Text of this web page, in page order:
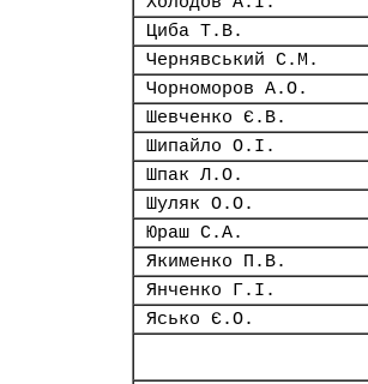
Циба Т.В.
Чернявський С.М.
Чорноморов А.О.
Шевченко Є.В.
Шипайло О.І.
Шпак Л.О.
Шуляк О.О.
Юраш С.А.
Якименко П.В.
Янченко Г.І.
Ясько Є.О.